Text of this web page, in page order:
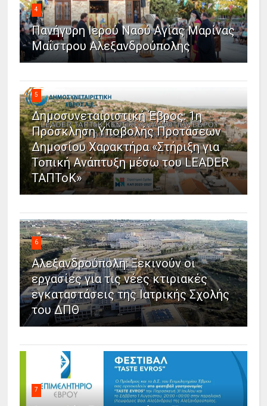
4
Πανήγυρη Ιερού Ναού Αγίας Μαρίνας
Μαΐστρου Αλεξανδρούπολης
5
Δημοσυνεταιριστική Έβρος: 1η
Πρόσκληση Υποβολής Προτάσεων
Δημοσίου Χαρακτήρα «Στήριξη για
Τοπική Ανάπτυξη μέσω του LEADER
ΤΑΠΤοΚ»
6
Αλεξανδρούπολη: Ξεκινούν οι
εργασίες για τις νέες κτιριακές
εγκαταστάσεις της Ιατρικής Σχολής
του ΔΠΘ
7